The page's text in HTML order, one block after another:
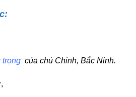
trọngcủa chú Chinh, Bắc Ninh.